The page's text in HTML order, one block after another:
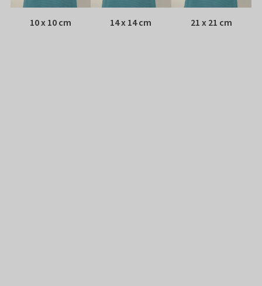
10 x 10 cm 14 x 14 cm 21 x 21 cm